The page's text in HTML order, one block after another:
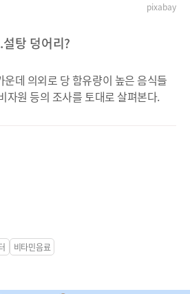
pixabay
탕 덩어리?
운데 의외로 당 함유량이 높은 음식들
자원 등의 조사를 토대로 살펴본다.
비타민음료